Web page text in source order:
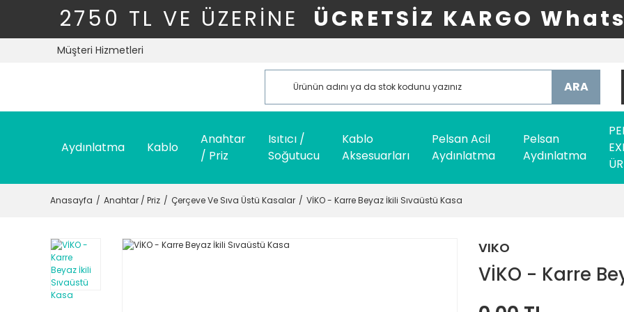
2750 TL VE ÜZERİNE ÜCRETSİZ KARGO
Müşteri Hizmetleri
ARA
Aydınlatma Kablo
Anahtar
/ Priz
Isıtıcı /
Soğutucu
Kablo
Aksesuarları
Pelsan Acil
Aydınlatma
Pelsan
Aydınlatma
Anasayfa Anahtar / Priz Çerçeve Ve Sıva Üstü Kasalar VİKO - Karre Beyaz İkili Sıvaüstü Kasa
VIKO
VİKO - Karre